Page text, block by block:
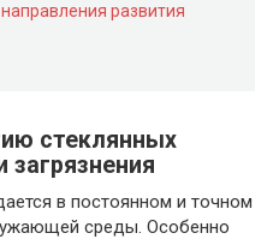
развития
стеклянных
загрязнения
в постоянном и точном
среды. Особенно